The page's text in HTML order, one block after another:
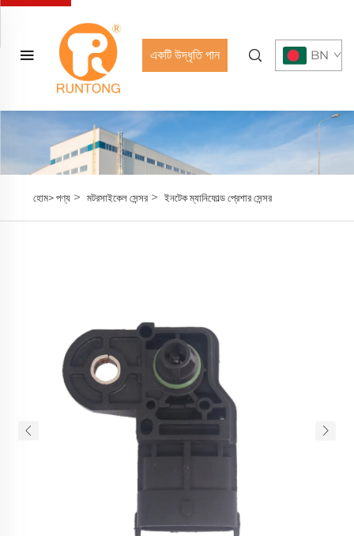
একটি উদ্ধৃতি পান BN
হোম>পণ্য> মটরসাইকেল সেন্সর>ইনটেক ম্যানিফোল্ড প্রেশার সেন্সর